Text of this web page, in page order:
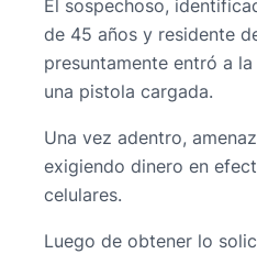
El sospechoso,
de 45 años y residente
presuntamente entró a
una pistola cargada.
Una vez adentro,
exigiendo dinero en
celulares.
Luego de obtener lo